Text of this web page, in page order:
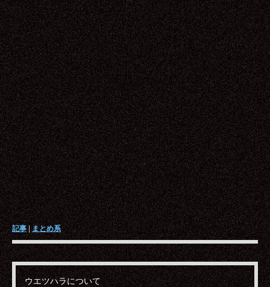
記事|まとめ系
ウエツハラについて